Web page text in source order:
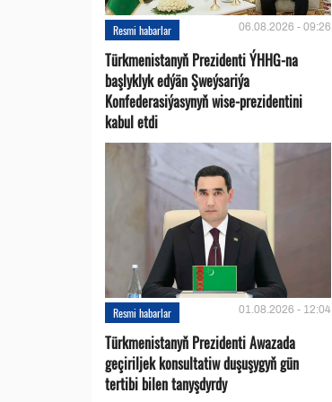
Resmi habarlar 06.08.2026 - 09:26
Türkmenistanyň Prezidenti ÝHHG-na
başlyklyk edýän Şweýsariýa
Konfederasiýasynyň wise-prezidentini
kabul etdi
Resmi habarlar 01.08.2026 - 12:04
Türkmenistanyň Prezidenti Awazada
geçiriljek konsultatiw duşuşygyň gün
tertibi bilen tanyşdyrdy